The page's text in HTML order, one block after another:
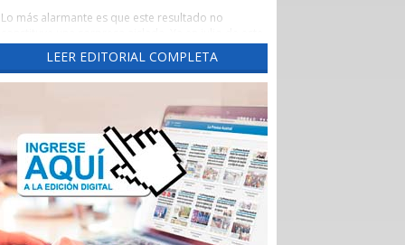
Lo más alarmante es que este resultado no
año este diario había advertido una tendencia
preocupante, cuando un reporte de la Evaluación
de los Establecimientos Autogestionados en Red
región con un crítico 65,3% de cumplimiento al
corte de abril de 2026.
Un aspecto preocupante de aquel reporte fue la
brusca caída del indicador las Garantías Explícitas
de Salud (Ges), que otorga cobertura obligatoria a
través de Fonasa e Isapres para 90 problemas de
sanitarios, “asegurando” derechos claros de
atención médica.
LEER EDITORIAL COMPLETA